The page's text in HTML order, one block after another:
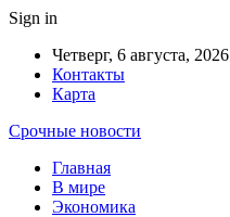
Sign in
Четверг, 6 августа, 2026
Контакты
Карта
Срочные новости
Главная
В мире
Экономика